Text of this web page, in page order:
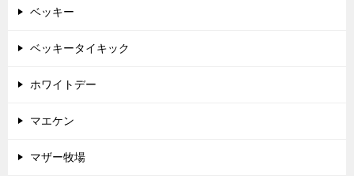
ベッキー
ベッキータイキック
ホワイトデー
マエケン
マザー牧場